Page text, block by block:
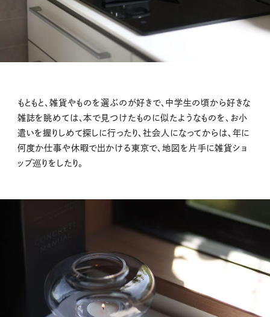
もともと、雑貨やものを選ぶのが好きで、中学生の頃から好きな
雑誌を眺めては、本で見つけたものに似たようなものを、お小
遣いを握りしめて探しに行ったり、社会人になってからは、年に
何度か仕事や休暇で出かける東京で、地図を片手に雑貨ショ
ップ巡りをしたり。